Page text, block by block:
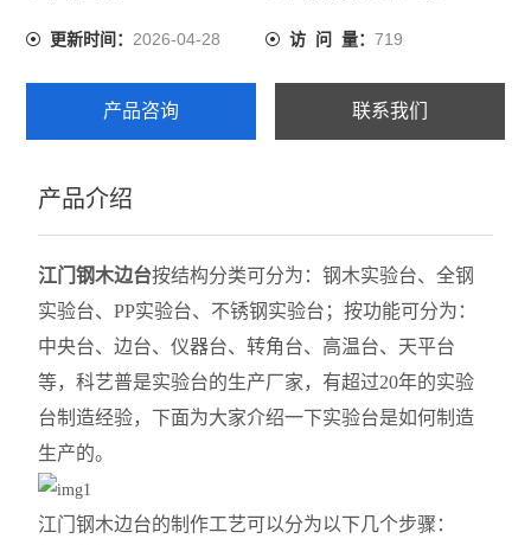
更新时间：2026-04-28 访 问 量： 719
产品咨询 联系我们
产品介绍
江门钢木边台按结构分类可分为：钢木实验台、全钢
实验台、PP实验台、不锈钢实验台；按功能可分为：
中央台、边台、仪器台、转角台、高温台、天平台
等，科艺普是实验台的生产厂家，有超过20年的实验
台制造经验，下面为大家介绍一下实验台是如何制造
生产的。
江门钢木边台的制作工艺可以分为以下几个步骤：